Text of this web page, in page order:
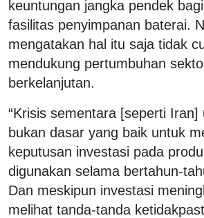
keuntungan jangka pendek
fasilitas penyimpanan baterai.
mengatakan hal itu saja tidak
mendukung pertumbuhan
berkelanjutan.
“Krisis sementara [seperti Iran]
bukan dasar yang baik untuk
keputusan investasi pada
digunakan selama bertahun-
Dan meskipun investasi
melihat tanda-tanda